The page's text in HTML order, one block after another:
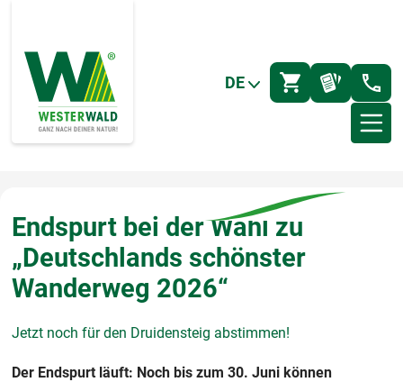
DE
Endspurt bei der Wahl zu
„Deutschlands schönster
Wanderweg 2026“
Jetzt noch für den Druidensteig abstimmen!
Der Endspurt läuft: Noch bis zum 30. Juni können